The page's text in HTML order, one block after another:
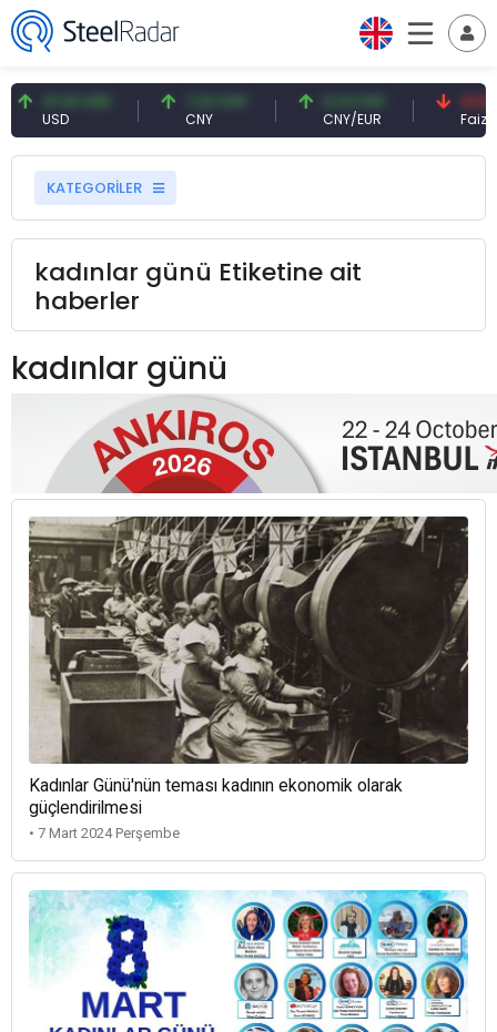
47,61 USD
USD
7,10 CNY
CNY
0,13 CNY
CNY/EUR
41,53
Faiz
KATEGORİLER
kadınlar günü Etiketine ait
haberler
kadınlar günü
Kadınlar Günü'nün teması kadının ekonomik olarak
güçlendirilmesi
• 7 Mart 2024 Perşembe